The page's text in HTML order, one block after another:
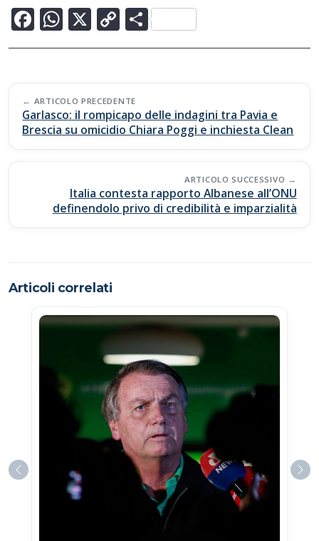
F
ac
b
o
o
k
W
h
s
A
p
p
X C
o
y
Li
n
k
C
o
di
vi
di
Post
navigation
ARTICOLO PRECEDENTE
Garlasco: il rompicapo delle indagini tra Pavia e
Brescia su omicidio Chiara Poggi e inchiesta Clean
ARTICOLO SUCCESSIVO
Italia contesta rapporto Albanese all’ONU
definendolo privo di credibilità e imparzialità
Articoli correlati